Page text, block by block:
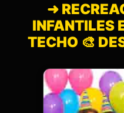
➜
INFANTILES
TECHO 🎨